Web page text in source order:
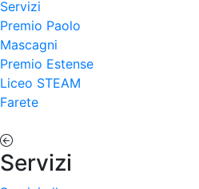
Servizi
Premio Paolo
Mascagni
Premio Estense
Liceo STEAM
Farete
Servizi